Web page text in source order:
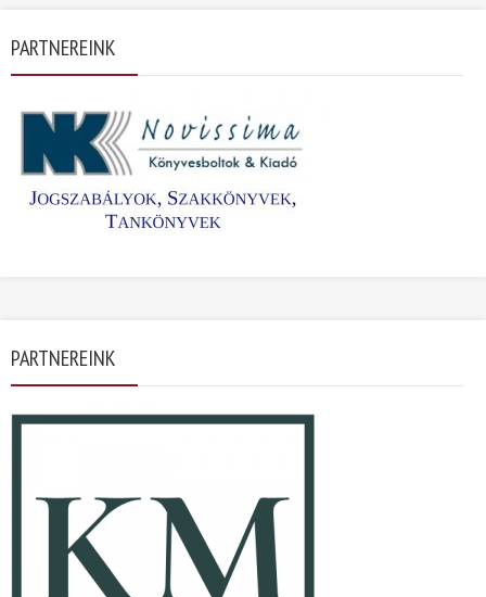
PARTNEREINK
PARTNEREINK